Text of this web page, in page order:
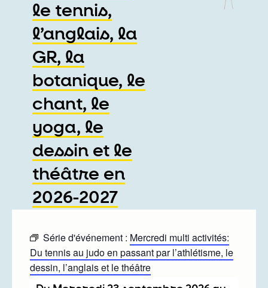
le tennis,
l’anglais, la
GR, la
botanique, le
chant, le
yoga, le
dessin et le
théâtre en
2026-2027
Série d'événement : Mercredi multi activités:
Du tennis au judo en passant par l’athlétisme, le
dessin, l’anglais et le théâtre